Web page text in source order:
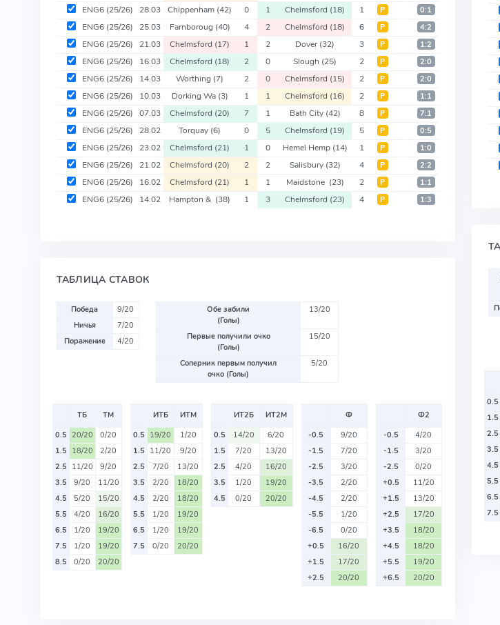
ENG6 (25/26) 28.03 Chippenham (42) 0 1 Chelmsford (18) 1 Р 0:1
ENG6 (25/26) 25.03 Farnboroug (40) 4 2 Chelmsford (18) 6 Р 4:2
ENG6 (25/26) 21.03 Chelmsford (17) 1 2 Dover(32) 3 Р 1:2
ENG6 (25/26) 16.03 Chelmsford (18) 2 0 Slough (25) 2 Р 2:0
ENG6 (25/26) 14.03 Worthing (7) 2 0 Chelmsford (15) 2 Р 2:0
ENG6 (25/26) 10.03 Dorking Wa (3) 1 1 Chelmsford (16) 2 Р 1:1
ENG6 (25/26) 07.03 Chelmsford (20) 7 1 Bath City (42) 8 Р 7:1
ENG6 (25/26) 28.02 Torquay (6) 0 5 Chelmsford (19) 5 Р 0:5
ENG6 (25/26) 23.02 Chelmsford (21) 1 0 Hemel Hemp (14) 1 Р 1:0
ENG6 (25/26) 21.02 Chelmsford (20) 2 2 Salisbury (32) 4 Р 2:2
ENG6 (25/26) 16.02 Chelmsford (21) 1 1 Maidstone (23) 2 Р 1:1
ENG6 (25/26) 14.02 Hampton & (38) 1 3 Chelmsford (23) 4 Р 1:3
ТАБЛИЦА СТАВОК
Победа
9/20
Ничья
7/20
Поражение
4/20
Обе забили
(Голы)
13/20
Первые получили очко
(Голы)
15/20
Соперник первым получил
очко (Голы)
5/20
ТБ
ТМ
0.5 20/20
0/20
1.5 18/20
2/20
2.5 11/20
9/20
3.5
9/20
11/20
4.5
5/20
15/20
5.5
4/20
16/20
6.5
1/20
19/20
7.5
1/20
19/20
8.5
0/20 20/20
ИТБ
ИТМ
0.5 19/20
1/20
1.5 11/20
9/20
2.5
7/20
13/20
3.5
2/20
18/20
4.5
2/20
18/20
5.5
1/20
19/20
6.5
1/20
19/20
7.5
0/20 20/20
ИТ2Б
ИТ2М
0.5
14/20
6/20
1.5
7/20
13/20
2.5
4/20
16/20
3.5
1/20
19/20
4.5
0/20 20/20
Ф
-0.5
9/20
-1.5
7/20
-2.5
3/20
-3.5
2/20
-4.5
2/20
-5.5
1/20
-6.5
0/20
+0.5
16/20
+1.5
17/20
+2.5
20/20
Ф2
-0.5
4/20
-1.5
3/20
-2.5
0/20
+0.5
11/20
+1.5
13/20
+2.5
17/20
+3.5
18/20
+4.5
18/20
+5.5
19/20
+6.5
20/20
0.5
1.5
2.5
3.5
4.5
5.5
6.5
7.5